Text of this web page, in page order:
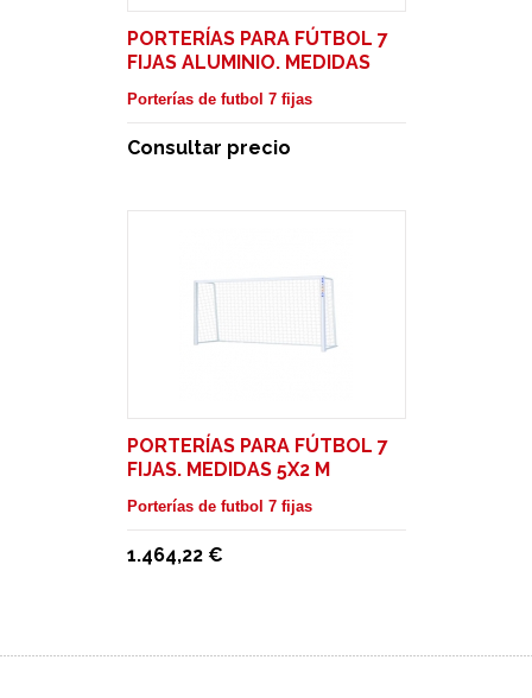
PORTERÍAS PARA FÚTBOL 7
FIJAS ALUMINIO. MEDIDAS
6X2 M
Porterías de futbol 7 fijas
Consultar precio
PORTERÍAS PARA FÚTBOL 7
FIJAS. MEDIDAS 5X2 M
Porterías de futbol 7 fijas
1.464,22 €